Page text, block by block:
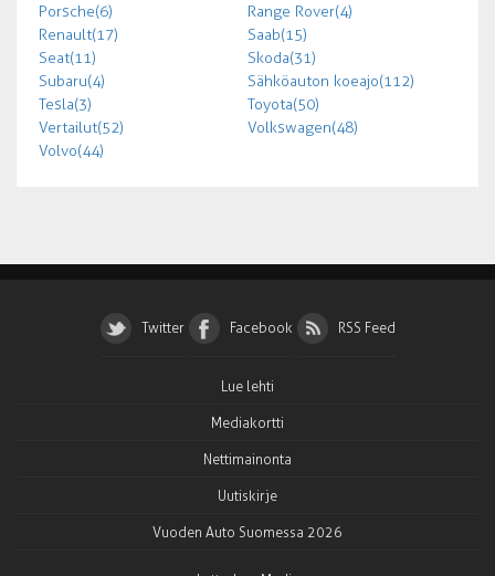
Porsche (6)
Range Rover (4)
Renault (17)
Saab (15)
Seat (11)
Skoda (31)
Subaru (4)
Sähköauton koeajo (112)
Tesla (3)
Toyota (50)
Vertailut (52)
Volkswagen (48)
Volvo (44)
Twitter Facebook RSS Feed
Lue lehti
Mediakortti
Nettimainonta
Uutiskirje
Vuoden Auto Suomessa 2026